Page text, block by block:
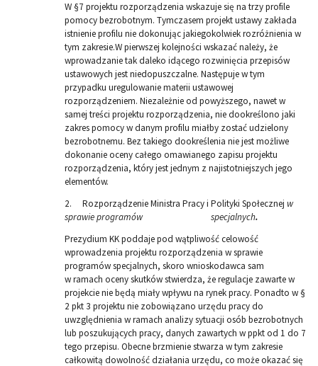
W §7 projektu rozporządzenia wskazuje się na trzy profile
pomocy bezrobotnym. Tymczasem projekt ustawy zakłada
istnienie profilu nie dokonując jakiegokolwiek rozróżnienia w
tym zakresie.W pierwszej kolejności wskazać należy, że
wprowadzanie tak daleko idącego rozwinięcia przepisów
ustawowych jest niedopuszczalne. Następuje w tym
przypadku uregulowanie materii ustawowej
rozporządzeniem. Niezależnie od powyższego, nawet w
samej treści projektu rozporządzenia, nie dookreślono jaki
zakres pomocy w danym profilu miałby zostać udzielony
bezrobotnemu. Bez takiego dookreślenia nie jest możliwe
dokonanie oceny całego omawianego zapisu projektu
rozporządzenia, który jest jednym z najistotniejszych jego
elementów.
2. Rozporządzenie Ministra Pracy i Polityki Społecznej w
sprawie programów specjalnych.
Prezydium KK poddaje pod wątpliwość celowość
wprowadzenia projektu rozporządzenia w sprawie
programów specjalnych, skoro wnioskodawca sam
w ramach oceny skutków stwierdza, że regulacje zawarte w
projekcie nie będą miały wpływu na rynek pracy. Ponadto w §
2 pkt 3 projektu nie zobowiązano urzędu pracy do
uwzględnienia w ramach analizy sytuacji osób bezrobotnych
lub poszukujących pracy, danych zawartych w ppkt od 1 do 7
tego przepisu. Obecne brzmienie stwarza w tym zakresie
całkowitą dowolność działania urzędu, co może okazać się